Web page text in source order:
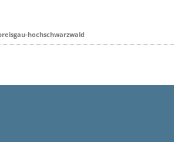
hochschwarzwald